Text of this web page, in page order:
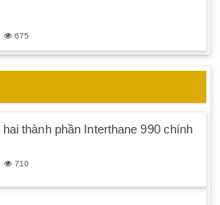
675
thành phần Interthane 990 chính
710